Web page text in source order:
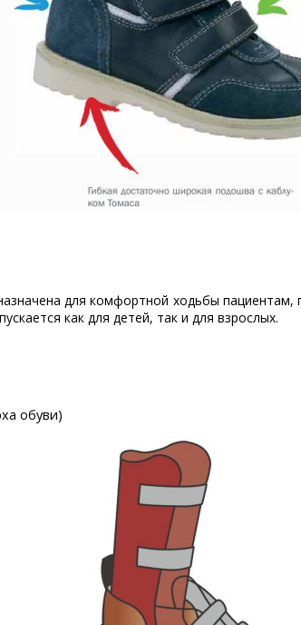
для комфортной ходьбы
как для детей, так и для взрослых.
обуви)